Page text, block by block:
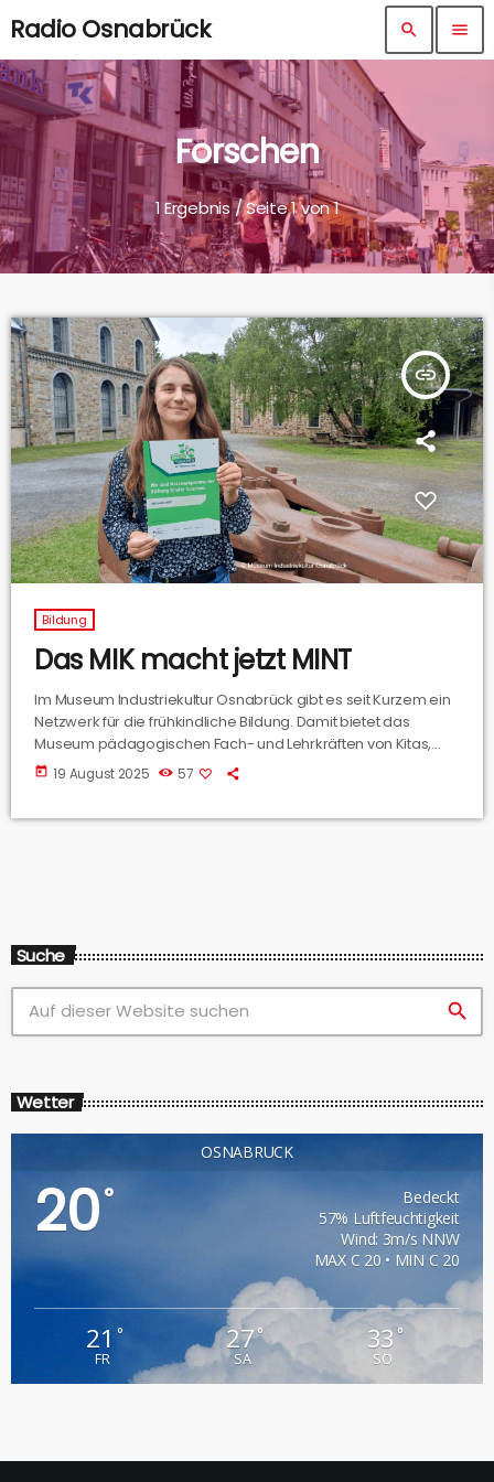
Radio Osnabrück search menu
Forschen
1 Ergebnis / Seite 1 von 1
insert_link
Bildung
Das MIK macht jetzt MINT
Im Museum Industriekultur Osnabrück gibt es seit Kurzem ein
Netzwerk für die frühkindliche Bildung. Damit bietet das
Museum pädagogischen Fach- und Lehrkräften von Kitas,
Horten und Grundschulen in Osnabrück die Möglichkeit, sich
weiterzubilden und den Forscherdrang der Kinder zu fördern.
today 19 August 2025 57
Suche
search
Wetter
OSNABRÜCK
20°
Bedeckt
57% Luftfeuchtigkeit
Wind: 3m/s NNW
MAX C 20 • MIN C 20
21 °
FR
27°
SA
33°
SO